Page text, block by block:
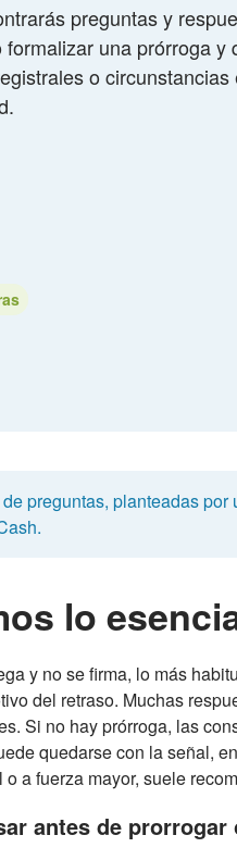
preguntas y
una prórroga
o
preguntas, planteadas
lo
y no se firma, lo más
del retraso. Muchas
Si no hay prórroga, las
quedarse con la señal,
a fuerza mayor, suele
antes de prorrogar